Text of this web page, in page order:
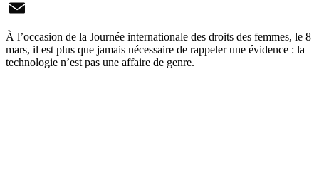
X
Email
À l’occasion de la Journée internationale des droits des femmes, le 8
mars, il est plus que jamais nécessaire de rappeler une évidence : la
technologie n’est pas une affaire de genre.